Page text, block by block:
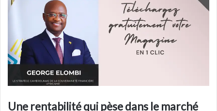
Une rentabilité qui pèse dans le marché